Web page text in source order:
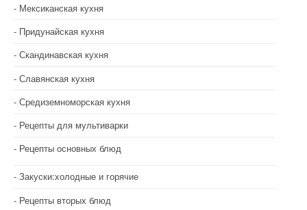
Мексиканская кухня
Придунайская кухня
Скандинавская кухня
Славянская кухня
Средиземноморская кухня
Рецепты для мультиварки
Рецепты основных блюд
Закуски:холодные и горячие
Рецепты вторых блюд